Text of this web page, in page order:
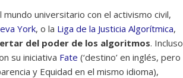
universitario con el activismo civil,
York, o la Liga de la Justicia Algorítmica,
del poder de los algoritmos. Incluso
su iniciativa Fate (‘destino’ en inglés, pero
y Equidad en el mismo idioma),